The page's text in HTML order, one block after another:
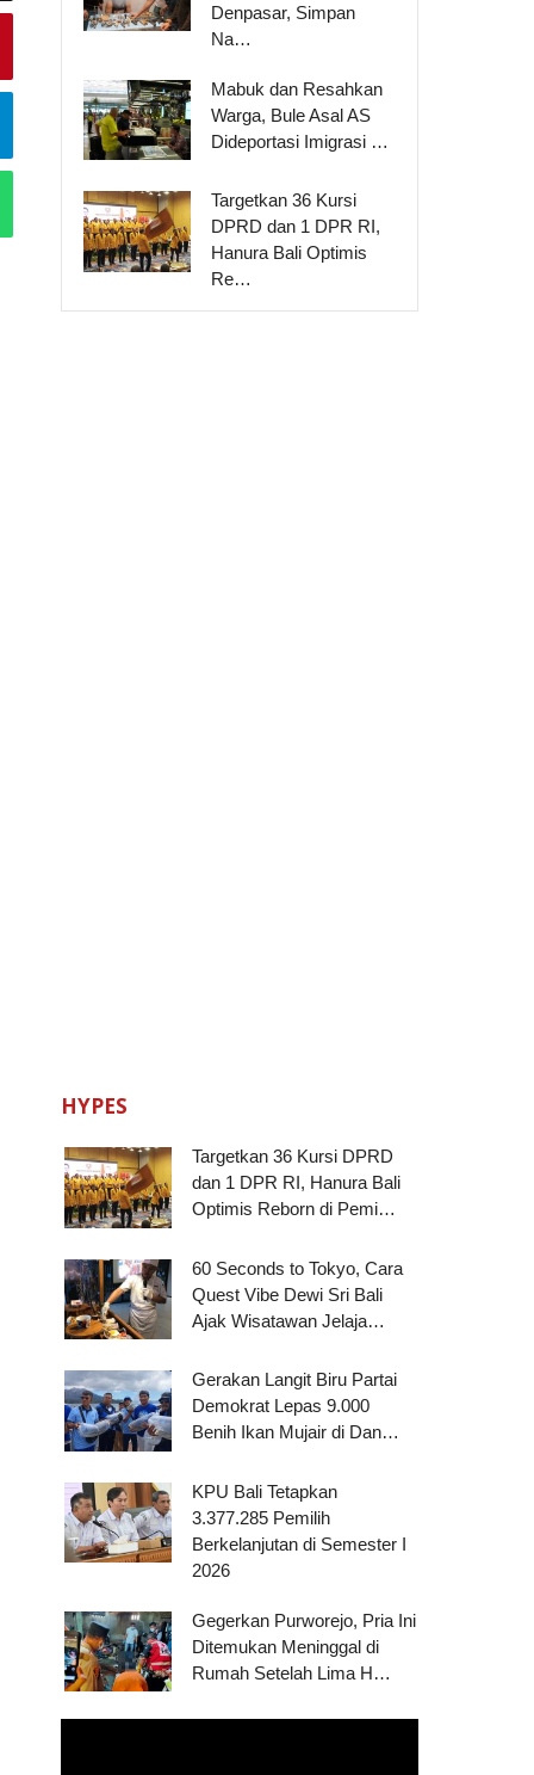
Denpasar, Simpan
Na…
Mabuk dan Resahkan
Warga, Bule Asal AS
Dideportasi Imigrasi …
Targetkan 36 Kursi
DPRD dan 1 DPR RI,
Hanura Bali Optimis
Re…
HYPES
Targetkan 36 Kursi DPRD
dan 1 DPR RI, Hanura Bali
Optimis Reborn di Pemi…
60 Seconds to Tokyo, Cara
Quest Vibe Dewi Sri Bali
Ajak Wisatawan Jelaja…
Gerakan Langit Biru Partai
Demokrat Lepas 9.000
Benih Ikan Mujair di Dan…
KPU Bali Tetapkan
3.377.285 Pemilih
Berkelanjutan di Semester I
2026
Gegerkan Purworejo, Pria Ini
Ditemukan Meninggal di
Rumah Setelah Lima H…